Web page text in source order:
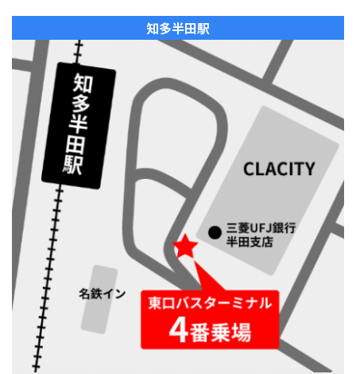
知多半田駅